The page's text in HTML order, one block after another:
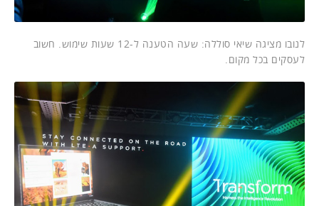
לנובו מציגה שיאי סוללה: שעה הטענה ל-12 שעות שימוש. חשוב
לעסקים בכל מקום.